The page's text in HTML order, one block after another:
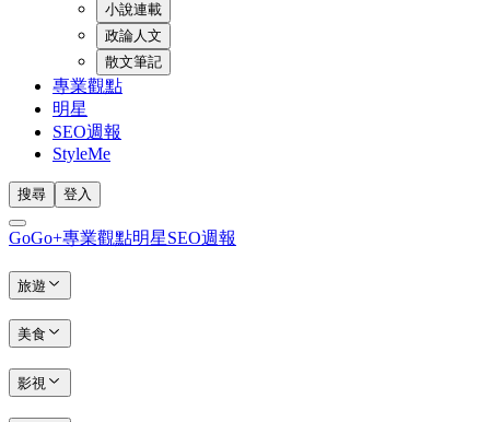
小說連載
政論人文
散文筆記
專業觀點
明星
SEO週報
StyleMe
搜尋 登入
GoGo+專業觀點明星SEO週報
旅遊
美食
影視